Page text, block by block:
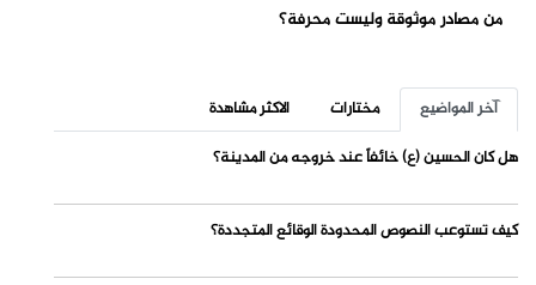
من مصادر موثوقة وليست محرفة؟
آخر المواضيع مختارات
الاكثر مشاهدة
هل كان الحسين (ع) خائفاً عند خروجه من المدينة؟
كيف تستوعب النصوص المحدودة الوقائع المتجددة؟